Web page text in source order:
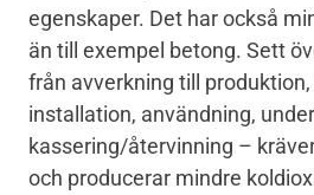
egenskaper. Det har också
än till exempel betong. Sett
från avverkning till
installation, användning,
kassering/återvinning –
och producerar mindre